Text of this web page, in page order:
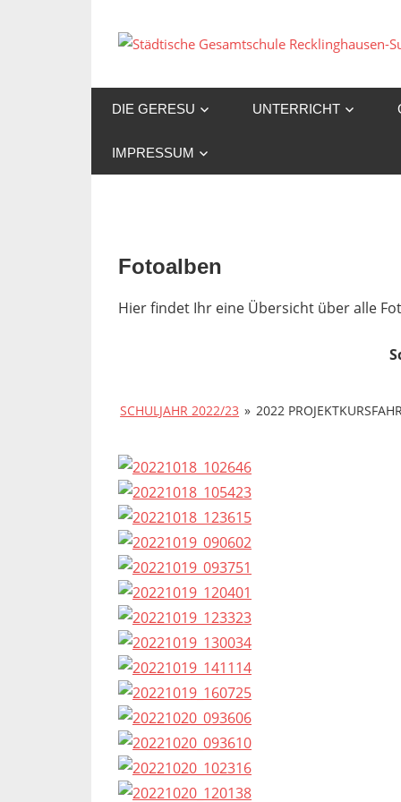
Inhalt
DIE GERESU UNTERRICHT
IMPRESSUM
Fotoalben
Hier findet Ihr eine Übersicht über alle
SCHULJAHR 2022/23 » 2022